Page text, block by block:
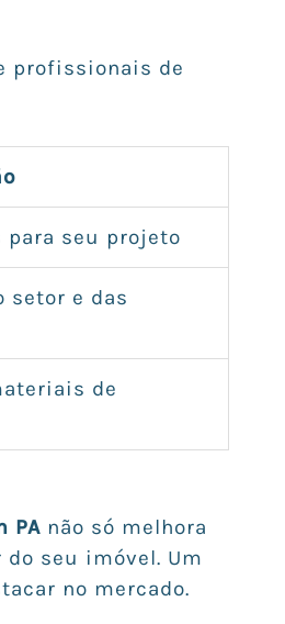
profissionais de
para seu projeto
setor e das
de
PAnão só melhora
seu imóvel. Um
no mercado.